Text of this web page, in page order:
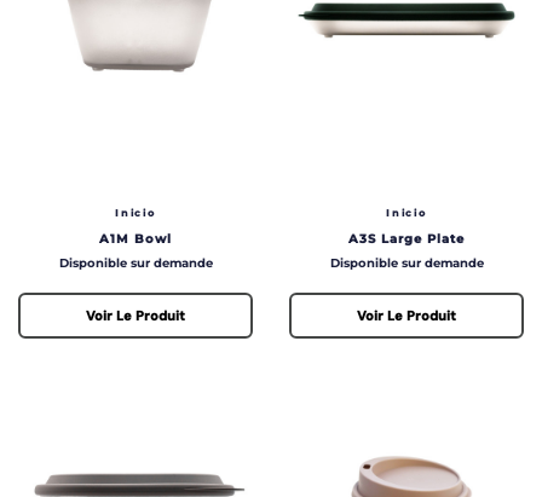
1000 ml
Inicio
A1M Bowl
Prix
Disponible sur demande
Voir Le Produit
Inicio
A3S Large Plate
Prix
Disponible sur demande
Voir Le Produit